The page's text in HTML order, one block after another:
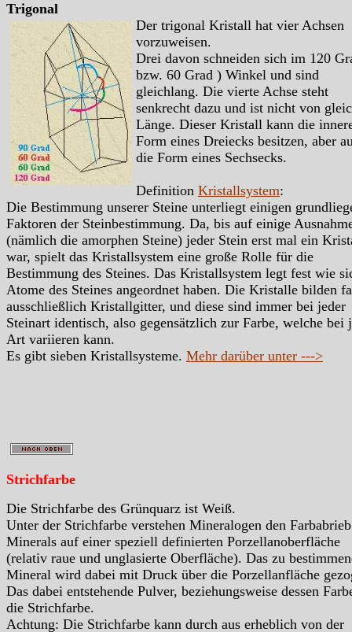
Trigonal
Der trigonal Kristall hat vier Achsen
vorzuweisen.
Drei davon schneiden sich im 120
bzw. 60 Grad ) Winkel und sind
gleichlang. Die vierte Achse steht
senkrecht dazu und ist nicht von
Länge. Dieser Kristall kann die
Form eines Dreiecks besitzen, aber
die Form eines Sechsecks.
Definition Kristallsystem:
Die Bestimmung unserer Steine unterliegt einigen
Faktoren der Steinbestimmung. Da, bis auf einige
(nämlich die amorphen Steine) jeder Stein erst mal ein
war, spielt das Kristallsystem eine große Rolle für die
Bestimmung des Steines. Das Kristallsystem legt fest wie
Atome des Steines angeordnet haben. Die Kristalle bilden
ausschließlich Kristallgitter, und diese sind immer bei jeder
Steinart identisch, also gegensätzlich zur Farbe, welche bei
Art variieren kann.
Es gibt sieben Kristallsysteme. Mehr darüber unter --->
Strichfarbe
Die Strichfarbe des Grünquarz ist Weiß.
Unter der Strichfarbe verstehen Mineralogen den
Minerals auf einer speziell definierten Porzellanoberfläche
(relativ raue und unglasierte Oberfläche). Das zu
Mineral wird dabei mit Druck über die Porzellanfläche
Das dabei entstehende Pulver, beziehungsweise dessen
die Strichfarbe.
Achtung: Die Strichfarbe kann durch aus erheblich von der